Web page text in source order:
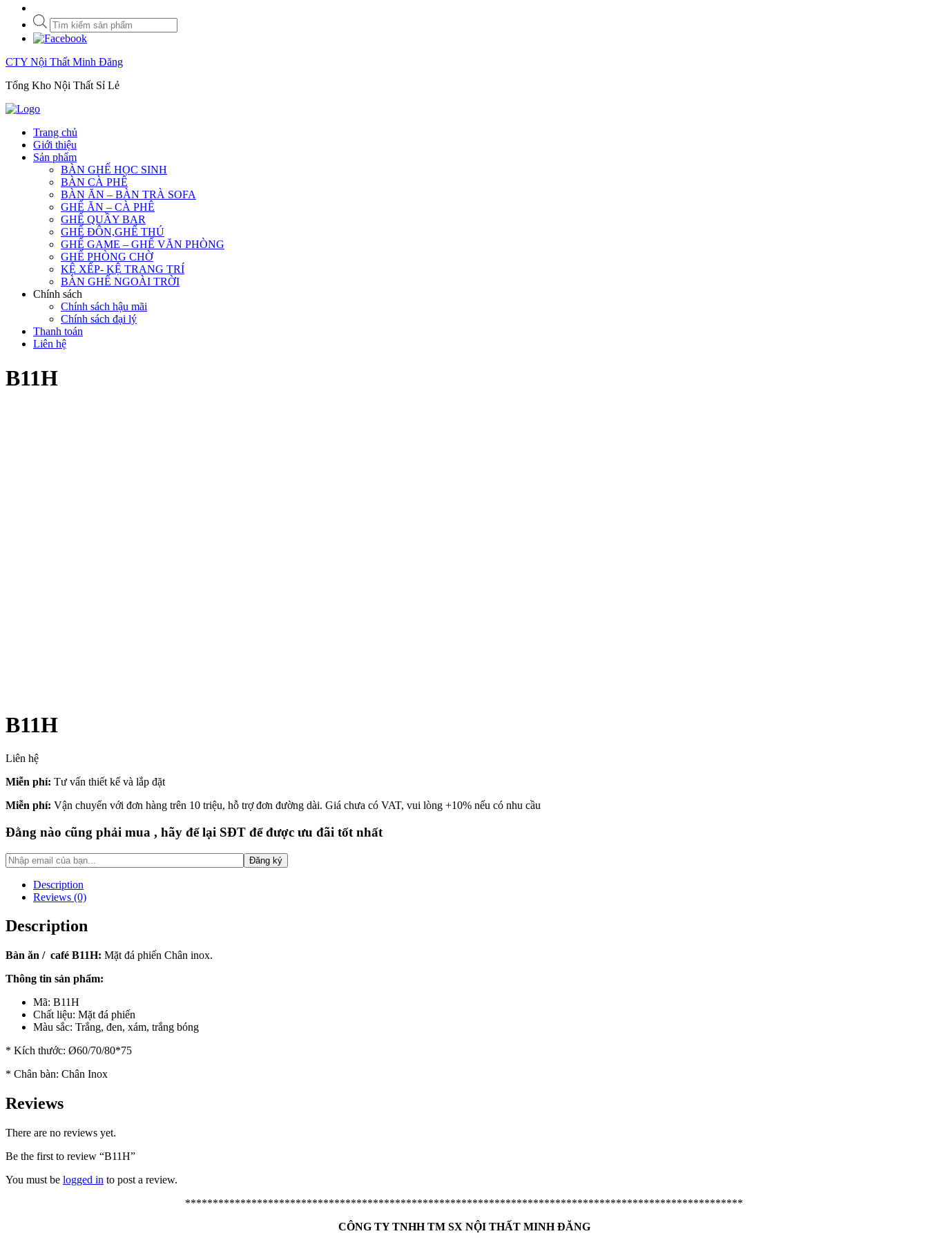
Tìm
kiếm
sản
phẩm
CTY Nội Thất Minh Đăng
Tổng Kho Nội Thất Sỉ Lẻ
Trang chủ
Giới thiệu
Sản phẩm
BÀN GHẾ HỌC SINH
BÀN CÀ PHÊ
BÀN ĂN – BÀN TRÀ SOFA
GHẾ ĂN – CÀ PHÊ
GHẾ QUẦY BAR
GHẾ ĐÔN,GHẾ THÚ
GHẾ GAME – GHẾ VĂN PHÒNG
GHẾ PHÒNG CHỜ
KỆ XẾP- KỆ TRANG TRÍ
BÀN GHẾ NGOÀI TRỜI
Chính sách
Chính sách hậu mãi
Chính sách đại lý
Thanh toán
Liên hệ
B11H
B11H
Liên hệ
Miễn phí: Tư vấn thiết kế và lắp đặt
Miễn phí: Vận chuyển với đơn hàng trên 10 triệu, hỗ trợ đơn đường dài. Giá chưa có VAT, vui lòng +10% nếu có nhu cầu
Đằng nào cũng phải mua , hãy để lại SĐT để được ưu đãi tốt nhất
Description
Reviews (0)
Description
Bàn ăn / café B11H: Mặt đá phiến Chân inox.
Thông tin sản phẩm:
Mã: B11H
Chất liệu: Mặt đá phiến
Màu sắc: Trắng, đen, xám, trắng bóng
* Kích thước: Ø60/70/80*75
* Chân bàn: Chân Inox
Reviews
There are no reviews yet.
Be the first to review “B11H”
You must be logged in to post a review.
*****************************************************************************************************
CÔNG TY TNHH TM SX NỘI THẤT MINH ĐĂNG